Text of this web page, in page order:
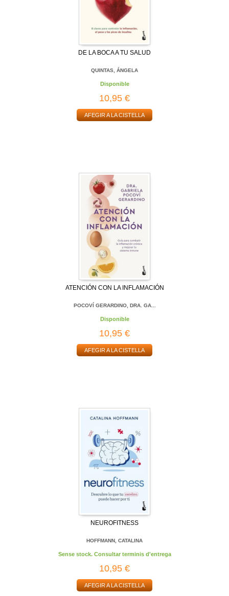
DE LA BOCA A TU SALUD
QUINTAS, ÁNGELA
Disponible
10,95 €
AFEGIR A LA CISTELLA
ATENCIÓN CON LA INFLAMACIÓN
POCOVÍ GERARDINO, DRA. GA...
Disponible
10,95 €
AFEGIR A LA CISTELLA
NEUROFITNESS
HOFFMANN, CATALINA
Sense stock. Consultar terminis d'entrega
10,95 €
AFEGIR A LA CISTELLA